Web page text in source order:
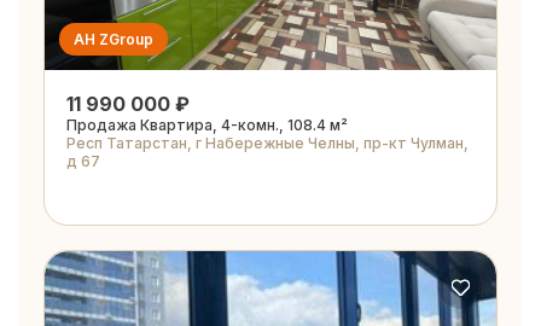
АН ZGroup
11 990 000 ₽
Продажа Квартира, 4-комн., 108.4 м²
Респ Татарстан, г Набережные Челны, пр-кт Чулман,
д 67